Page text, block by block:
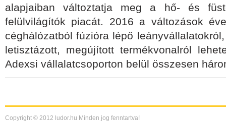
alapjaiban változtatja meg a hő- és
felülvilágítók piacát. 2016 a változások
céghálózatból fúzióra lépő
letisztázott, megújított termékvonalról
Adexsi vállalatcsoporton belül összesen
Copyright © 2012 ludor.hu Minden jog fenntartva!